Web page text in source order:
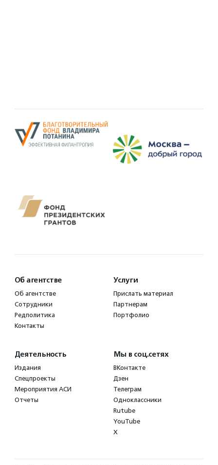
Об агентстве
Об агентстве
Сотрудники
Редполитика
Контакты
Услуги
Прислать материал
Партнерам
Портфолио
Деятельность
Издания
Спецпроекты
Мероприятия АСИ
Отчеты
Мы в соц.сетях
ВКонтакте
Дзен
Телеграм
Одноклассники
Rutube
YouTube
X